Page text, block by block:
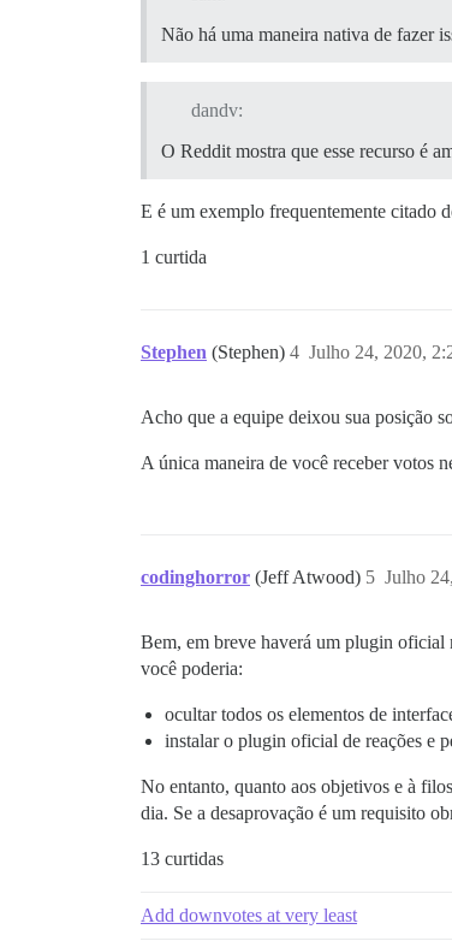
Não há uma maneira nativa de fazer
dandv:
O Reddit mostra que esse recurso é
E é um exemplo frequentemente citado
1 curtida
Stephen (Stephen) Julho 24, 2020,
4
Acho que a equipe deixou sua posição
A única maneira de você receber votos
codinghorror (Jeff Atwood) Julho
5
Bem, em breve haverá um plugin oficial
você poderia:
ocultar todos os elementos de
instalar o plugin oficial de reações e
No entanto, quanto aos objetivos e à
dia. Se a desaprovação é um requisito
13 curtidas
Add downvotes at very least